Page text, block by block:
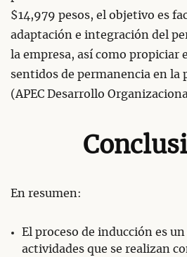
$14,979 pesos, el objetivo es
adaptación e integración del
la empresa, así como propiciar
sentidos de permanencia en la
(APEC Desarrollo
En resumen:
El proceso de inducción es
actividades que se realizan